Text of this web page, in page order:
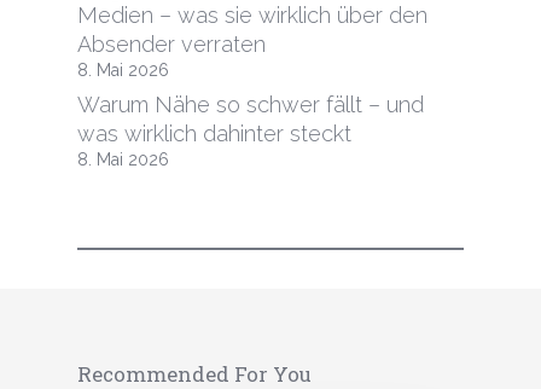
Medien – was sie wirklich über den
Absender verraten
8. Mai 2026
Warum Nähe so schwer fällt – und
was wirklich dahinter steckt
8. Mai 2026
Recommended For You